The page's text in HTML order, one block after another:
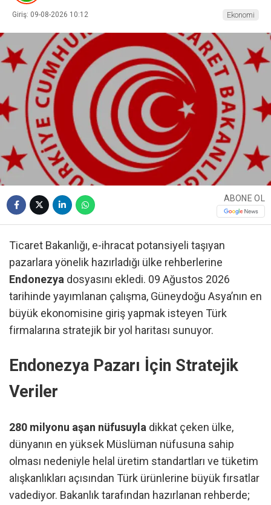
Giriş: 09-08-2026 10:12 Ekonomi
ABONE OL
Ticaret Bakanlığı, e-ihracat potansiyeli taşıyan
pazarlara yönelik hazırladığı ülke rehberlerine
Endonezya dosyasını ekledi. 09 Ağustos 2026
tarihinde yayımlanan çalışma, Güneydoğu Asya’nın en
büyük ekonomisine giriş yapmak isteyen Türk
firmalarına stratejik bir yol haritası sunuyor.
Endonezya Pazarı İçin Stratejik
Veriler
280 milyonu aşan nüfusuyla dikkat çeken ülke,
dünyanın en yüksek Müslüman nüfusuna sahip
olması nedeniyle helal üretim standartları ve tüketim
alışkanlıkları açısından Türk ürünlerine büyük fırsatlar
vadediyor. Bakanlık tarafından hazırlanan rehberde;